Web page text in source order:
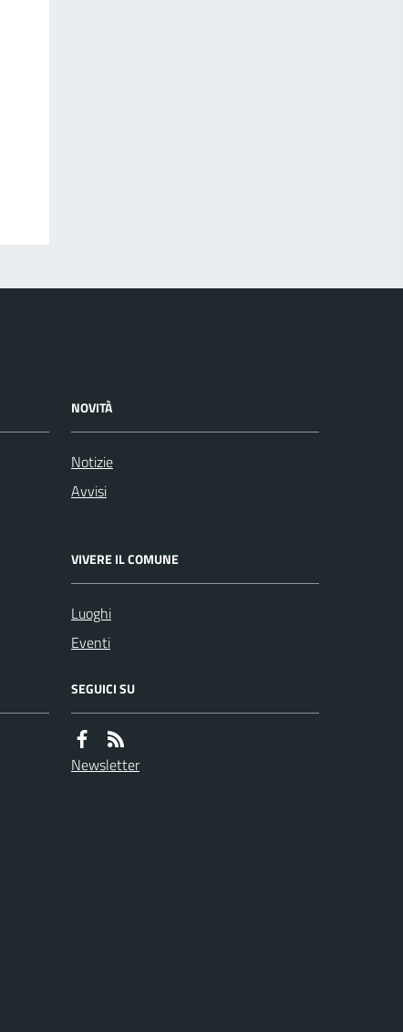
NOVITÀ
Notizie
Avvisi
VIVERE IL COMUNE
Luoghi
Eventi
SEGUICI SU
Newsletter